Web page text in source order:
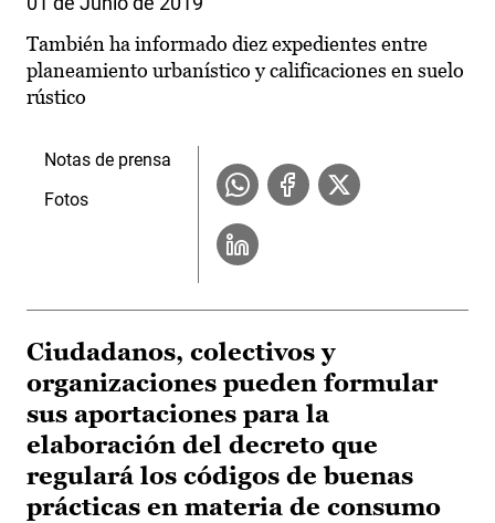
También ha informado diez expedientes entre
planeamiento urbanístico y calificaciones en suelo
rústico
Notas de prensa
Fotos
Ciudadanos, colectivos y
organizaciones pueden formular
sus aportaciones para la
elaboración del decreto que
regulará los códigos de buenas
prácticas en materia de consumo